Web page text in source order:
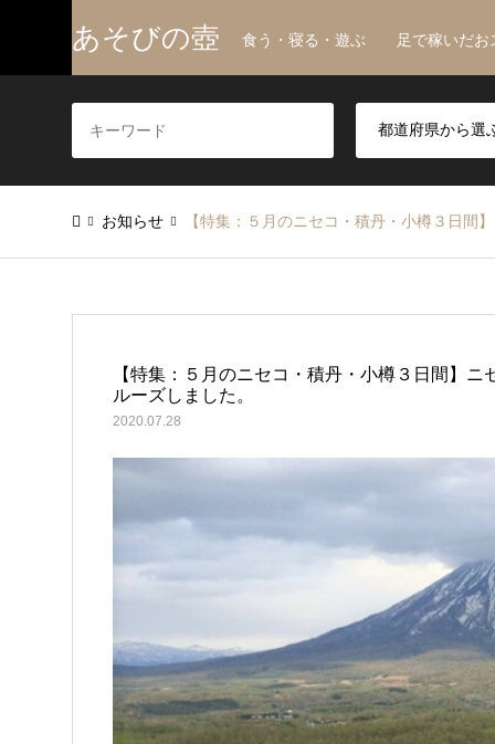
あそびの壺 食う・寝る・遊ぶ 足で稼いだお
お知らせ 【特集：５月のニセコ・積丹・小樽３日間
【特集：５月のニセコ・積丹・小樽３日間】
ルーズしました。
2020.07.28